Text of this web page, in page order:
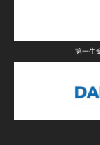
第一生